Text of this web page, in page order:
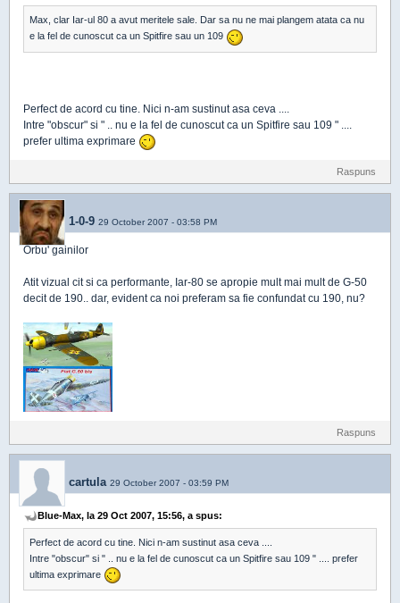
Max, clar Iar-ul 80 a avut meritele sale. Dar sa nu ne mai plangem atata ca nu
e la fel de cunoscut ca un Spitfire sau un 109
Perfect de acord cu tine. Nici n-am sustinut asa ceva ....
Intre "obscur" si " .. nu e la fel de cunoscut ca un Spitfire sau 109 " ....
prefer ultima exprimare
Raspuns
1-0-9 29 October 2007 - 03:58 PM
Orbu' gainilor
Atit vizual cit si ca performante, Iar-80 se apropie mult mai mult de G-50
decit de 190.. dar, evident ca noi preferam sa fie confundat cu 190, nu?
Raspuns
cartula 29 October 2007 - 03:59 PM
Blue-Max, la 29 Oct 2007, 15:56, a spus:
Perfect de acord cu tine. Nici n-am sustinut asa ceva ....
Intre "obscur" si " .. nu e la fel de cunoscut ca un Spitfire sau 109 " .... prefer
ultima exprimare